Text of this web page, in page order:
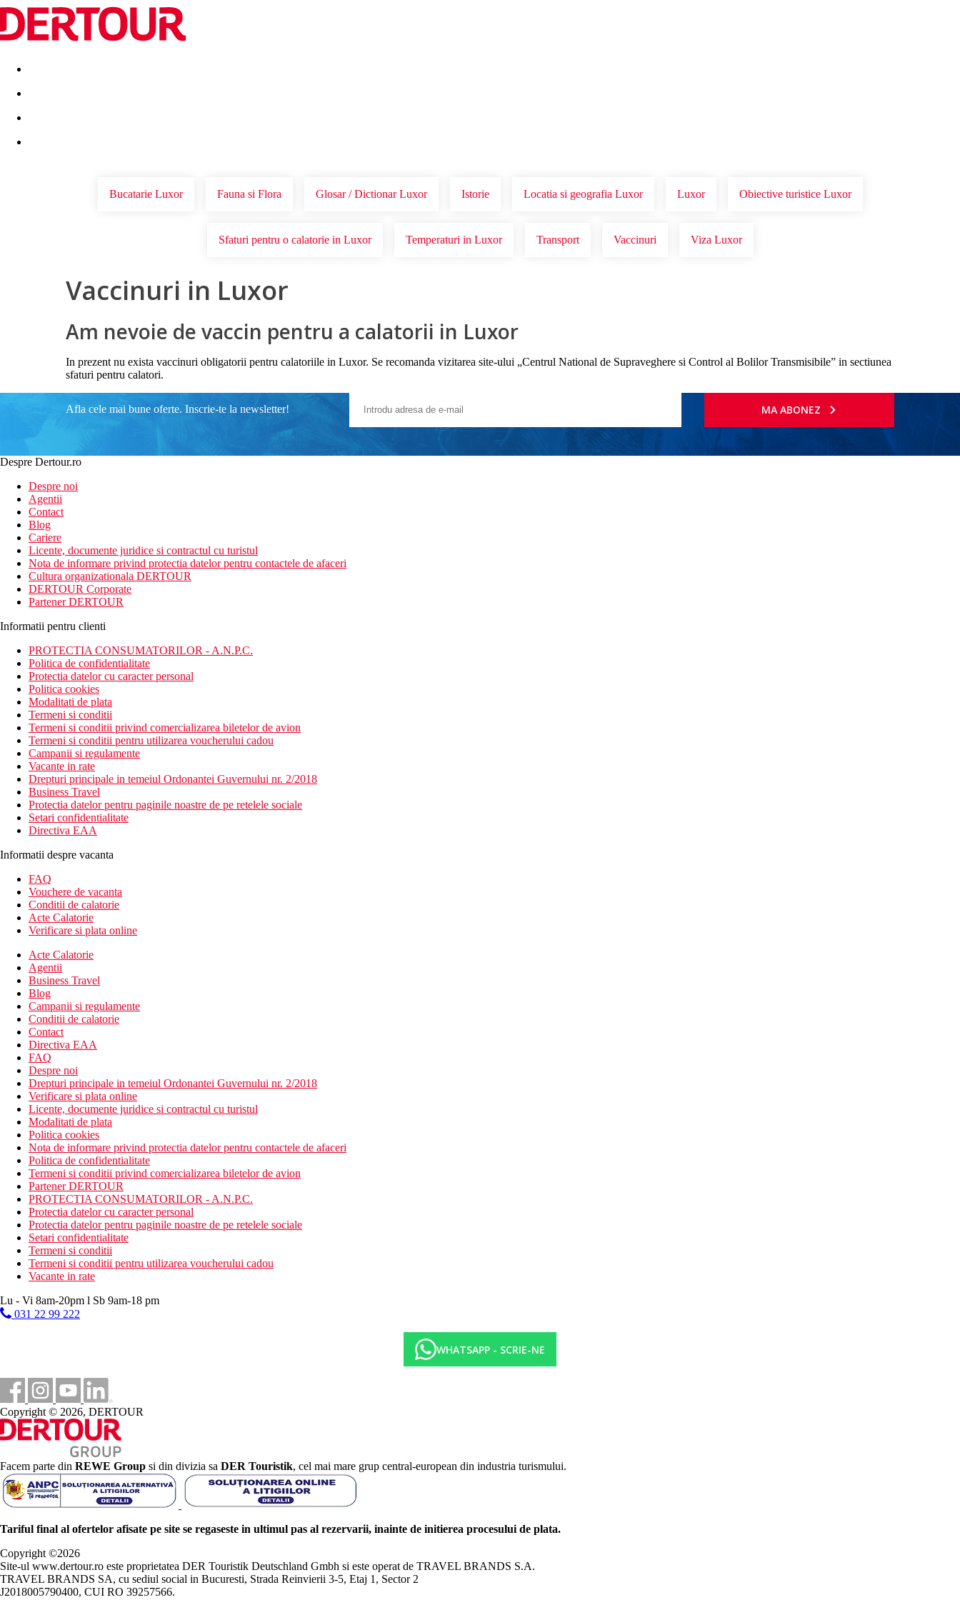
Destinatii Vacanta perfecta OFERTE DE NERATAT
Bucatarie Luxor Fauna si Flora Glosar / Dictionar Luxor Istorie Locatia si geografia Luxor Luxor Obiective turistice Luxor
Sfaturi pentru o calatorie in Luxor Temperaturi in Luxor Transport Vaccinuri Viza Luxor
Vaccinuri in Luxor
Am nevoie de vaccin pentru a calatorii in Luxor
In prezent nu exista vaccinuri obligatorii pentru calatoriile in Luxor. Se recomanda vizitarea site-ului „Centrul National de Supraveghere si Control al Bolilor Transmisibile” in sectiunea
sfaturi pentru calatori.
Afla cele mai bune oferte. Inscrie-te la newsletter! MA ABONEZ
Despre Dertour.ro
Despre noi
Agentii
Contact
Blog
Cariere
Licente, documente juridice si contractul cu turistul
Nota de informare privind protectia datelor pentru contactele de afaceri
Cultura organizationala DERTOUR
DERTOUR Corporate
Partener DERTOUR
Informatii pentru clienti
PROTECTIA CONSUMATORILOR - A.N.P.C.
Politica de confidentialitate
Protectia datelor cu caracter personal
Politica cookies
Modalitati de plata
Termeni si conditii
Termeni si conditii privind comercializarea biletelor de avion
Termeni si conditii pentru utilizarea voucherului cadou
Campanii si regulamente
Vacante in rate
Drepturi principale in temeiul Ordonantei Guvernului nr. 2/2018
Business Travel
Protectia datelor pentru paginile noastre de pe retelele sociale
Setari confidentialitate
Directiva EAA
Informatii despre vacanta
FAQ
Vouchere de vacanta
Conditii de calatorie
Acte Calatorie
Verificare si plata online
Acte Calatorie
Agentii
Business Travel
Blog
Campanii si regulamente
Conditii de calatorie
Contact
Directiva EAA
FAQ
Despre noi
Drepturi principale in temeiul Ordonantei Guvernului nr. 2/2018
Verificare si plata online
Licente, documente juridice si contractul cu turistul
Modalitati de plata
Politica cookies
Nota de informare privind protectia datelor pentru contactele de afaceri
Politica de confidentialitate
Termeni si conditii privind comercializarea biletelor de avion
Partener DERTOUR
PROTECTIA CONSUMATORILOR - A.N.P.C.
Protectia datelor cu caracter personal
Protectia datelor pentru paginile noastre de pe retelele sociale
Setari confidentialitate
Termeni si conditii
Termeni si conditii pentru utilizarea voucherului cadou
Vacante in rate
Lu - Vi 8am-20pm l Sb 9am-18 pm
031 22 99 222
WHATSAPP - SCRIE-NE
Copyright © 2026, DERTOUR
Facem parte din REWE Group si din divizia sa DER Touristik, cel mai mare grup central-european din industria turismului.
Tariful final al ofertelor afisate pe site se regaseste in ultimul pas al rezervarii, inainte de initierea procesului de plata.
Copyright ©2026
Site-ul www.dertour.ro este proprietatea DER Touristik Deutschland Gmbh si este operat de TRAVEL BRANDS S.A.
TRAVEL BRANDS SA, cu sediul social in Bucuresti, Strada Reinvierii 3-5, Etaj 1, Sector 2
J2018005790400, CUI RO 39257566.